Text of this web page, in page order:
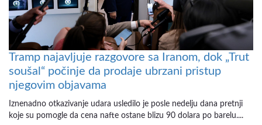
Tramp najavljuje razgovore sa Iranom, dok „Trut
soušal“ počinje da prodaje ubrzani pristup
njegovim objavama
Iznenadno otkazivanje udara usledilo je posle nedelju dana pretnji
koje su pomogle da cena nafte ostane blizu 90 dolara po barelu....